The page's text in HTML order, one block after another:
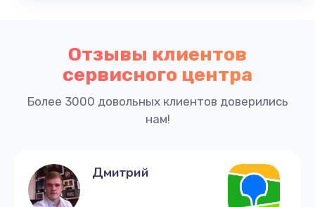
Отзывы клиентов
сервисного центра
Более 3000 довольных клиентов доверились
нам!
Дмитрий